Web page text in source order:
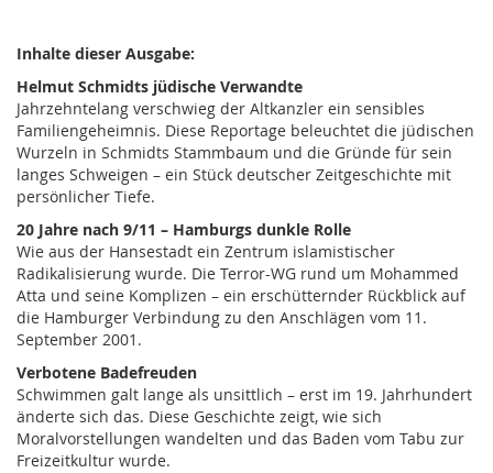
Inhalte dieser Ausgabe:
Helmut Schmidts jüdische Verwandte
Jahrzehntelang verschwieg der Altkanzler ein sensibles
Familiengeheimnis. Diese Reportage beleuchtet die jüdischen
Wurzeln in Schmidts Stammbaum und die Gründe für sein
langes Schweigen – ein Stück deutscher Zeitgeschichte mit
persönlicher Tiefe.
20 Jahre nach 9/11 – Hamburgs dunkle Rolle
Wie aus der Hansestadt ein Zentrum islamistischer
Radikalisierung wurde. Die Terror-WG rund um Mohammed
Atta und seine Komplizen – ein erschütternder Rückblick auf
die Hamburger Verbindung zu den Anschlägen vom 11.
September 2001.
Verbotene Badefreuden
Schwimmen galt lange als unsittlich – erst im 19. Jahrhundert
änderte sich das. Diese Geschichte zeigt, wie sich
Moralvorstellungen wandelten und das Baden vom Tabu zur
Freizeitkultur wurde.